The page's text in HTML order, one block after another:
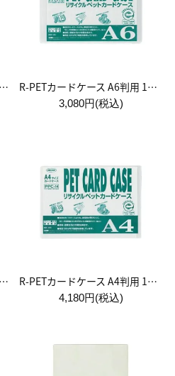
R-PETカードケース A7判用 1袋:20枚入 R-PETカードケース A6判用 1袋:20枚入
3,080円(税込)
R-PETカードケース A5判用 1袋:20枚入 R-PETカードケース A4判用 1袋:10枚入
4,180円(税込)